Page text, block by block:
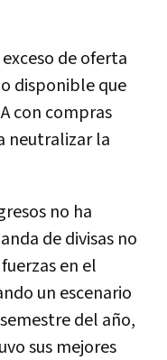
de oferta
disponible que
con compras
neutralizar la
no ha
de divisas no
en el
un escenario
del año,
sus mejores